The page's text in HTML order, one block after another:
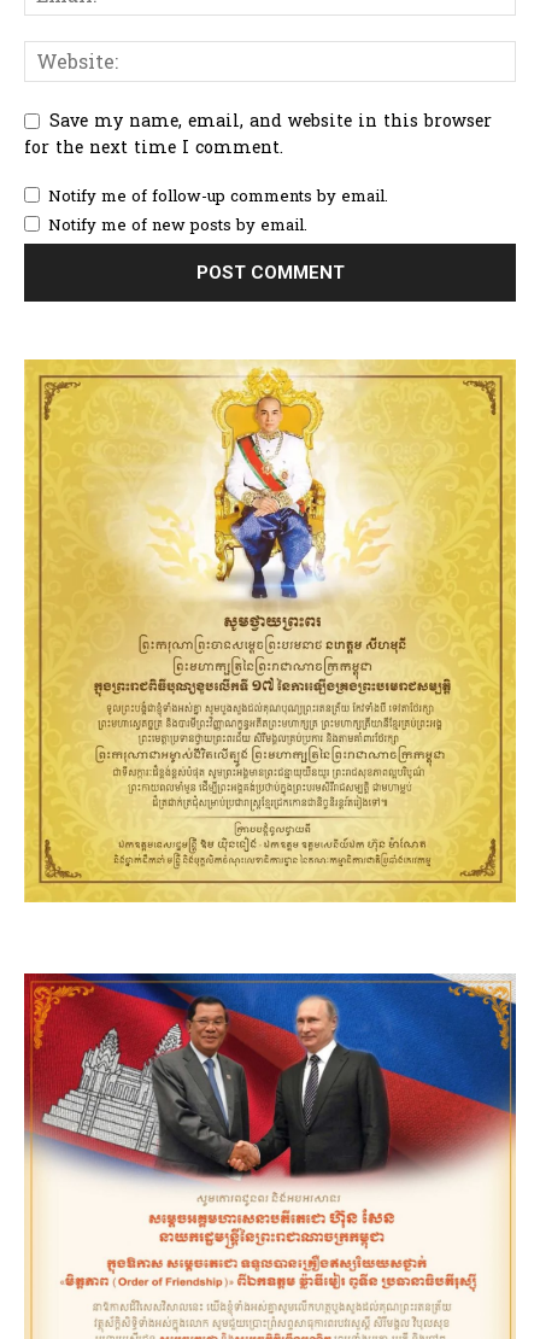
Save my name, email, and website in this browser
for the next time I comment.
Notify me of follow-up comments by email.
Notify me of new posts by email.